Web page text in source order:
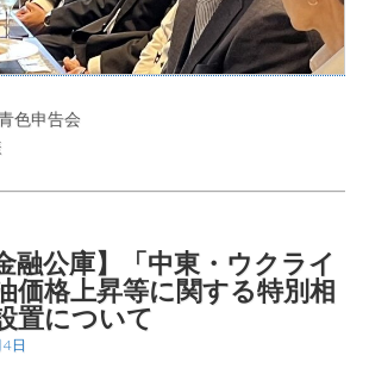
色申告会
融公庫】「中東・ウクライ
価格上昇等に関する特別相
置について
日